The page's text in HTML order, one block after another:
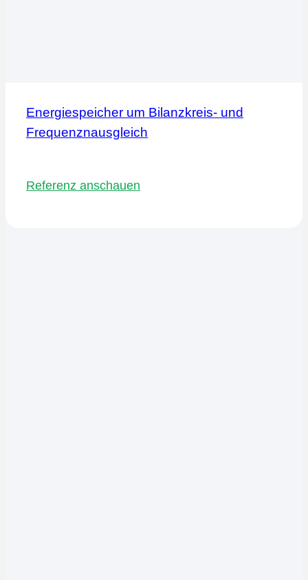
Energiespeicher um Bilanzkreis- und
Frequenznausgleich
Referenz anschauen